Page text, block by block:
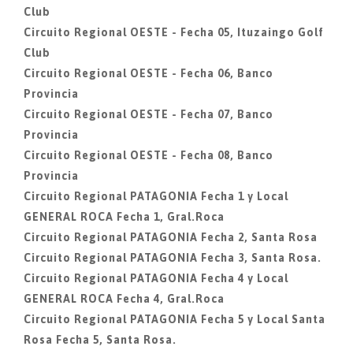
Club
Circuito Regional OESTE - Fecha 05, Ituzaingo Golf
Club
Circuito Regional OESTE - Fecha 06, Banco
Provincia
Circuito Regional OESTE - Fecha 07, Banco
Provincia
Circuito Regional OESTE - Fecha 08, Banco
Provincia
Circuito Regional PATAGONIA Fecha 1 y Local
GENERAL ROCA Fecha 1, Gral.Roca
Circuito Regional PATAGONIA Fecha 2, Santa Rosa
Circuito Regional PATAGONIA Fecha 3, Santa Rosa.
Circuito Regional PATAGONIA Fecha 4 y Local
GENERAL ROCA Fecha 4, Gral.Roca
Circuito Regional PATAGONIA Fecha 5 y Local Santa
Rosa Fecha 5, Santa Rosa.